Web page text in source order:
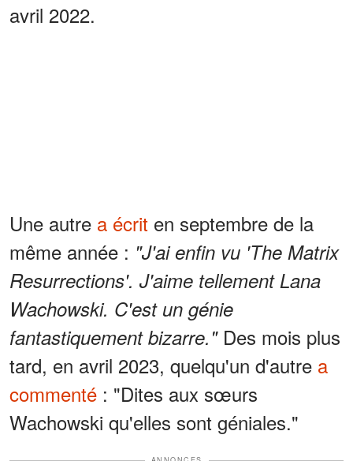
avril 2022.
Une autre a écrit en septembre de la
même année : "J'ai enfin vu 'The Matrix
Resurrections'. J'aime tellement Lana
Wachowski. C'est un génie
fantastiquement bizarre." Des mois plus
tard, en avril 2023, quelqu'un d'autre a
commenté : "Dites aux sœurs
Wachowski qu'elles sont géniales."